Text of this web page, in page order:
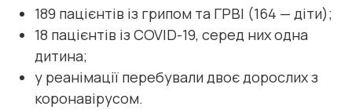
189 пацієнтів із грипом та ГРВІ (164 — діти);
18 пацієнтів із COVID-19, серед них одна
дитина;
у реанімації перебували двоє дорослих з
коронавірусом.